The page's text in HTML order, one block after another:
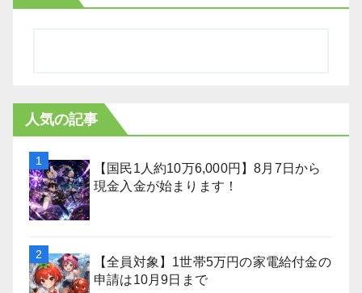
人気の記事
【国民1人約10万6,000円】8月7日から
現金入金が始まります！
【全員対象】1世帯5万円の家電給付金の
申請は10月9日まで